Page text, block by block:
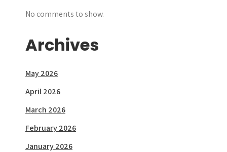
No comments to show.
Archives
May 2026
April 2026
March 2026
February 2026
January 2026